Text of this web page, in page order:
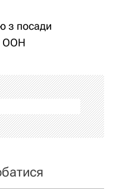
з посади
ООН